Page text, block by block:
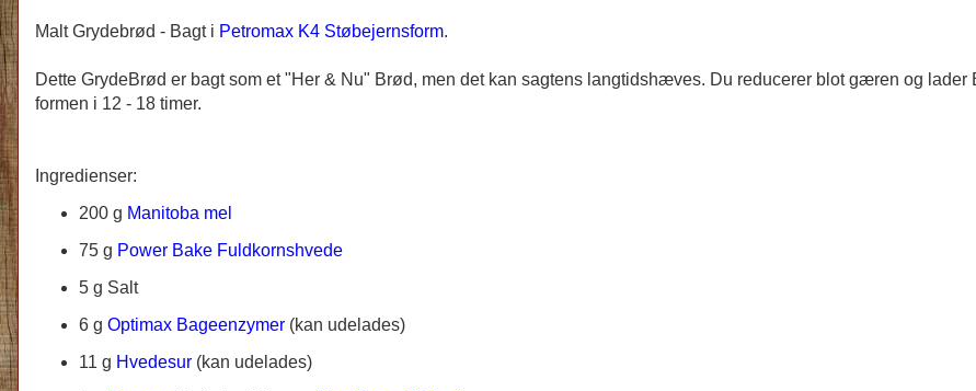
Malt Grydebrød - Bagt i Petromax K4 Støbejernsform.
Dette GrydeBrød er bagt som et "Her & Nu" Brød, men det kan sagtens langtidshæves. Du reducerer blot gæren og
formen i 12 - 18 timer.
Ingredienser:
200 g Manitoba mel
75 g Power Bake Fuldkornshvede
5 g Salt
6 g Optimax Bageenzymer (kan udelades)
11 g Hvedesur (kan udelades)